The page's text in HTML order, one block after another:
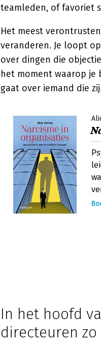
teamleden, of favoriet
Het meest
veranderen. Je loopt
over dingen die
het moment waarop
gaat over iemand die
In het hoofd
directeuren